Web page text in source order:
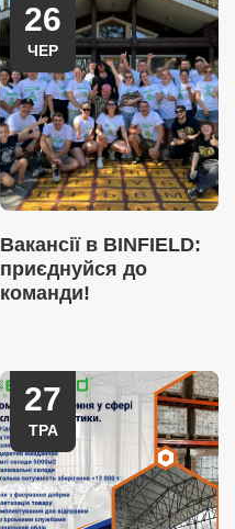
26
ЧЕР
Вакансії в BINFIELD:
приєднуйся до
команди!
27
ТРА